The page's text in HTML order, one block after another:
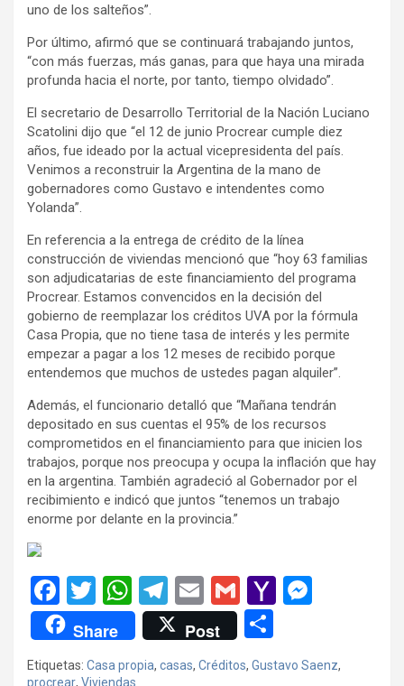
uno de los salteños”.
Por último, afirmó que se continuará trabajando juntos,
“con más fuerzas, más ganas, para que haya una mirada
profunda hacia el norte, por tanto, tiempo olvidado”.
El secretario de Desarrollo Territorial de la Nación Luciano
Scatolini dijo que “el 12 de junio Procrear cumple diez
años, fue ideado por la actual vicepresidenta del país.
Venimos a reconstruir la Argentina de la mano de
gobernadores como Gustavo e intendentes como
Yolanda”.
En referencia a la entrega de crédito de la línea
construcción de viviendas mencionó que “hoy 63 familias
son adjudicatarias de este financiamiento del programa
Procrear. Estamos convencidos en la decisión del
gobierno de reemplazar los créditos UVA por la fórmula
Casa Propia, que no tiene tasa de interés y les permite
empezar a pagar a los 12 meses de recibido porque
entendemos que muchos de ustedes pagan alquiler”.
Además, el funcionario detalló que “Mañana tendrán
depositado en sus cuentas el 95% de los recursos
comprometidos en el financiamiento para que inicien los
trabajos, porque nos preocupa y ocupa la inflación que hay
en la argentina. También agradeció al Gobernador por el
recibimiento e indicó que juntos “tenemos un trabajo
enorme por delante en la provincia.”
F
a
ce
b
T
wi
tt
er
W
h
at
s
T
el
e
gr
E
m
ail
G
m
ail
Y
o
n
Share Post
o
Etiquetas: Casa propia, casas, Créditos, Gustavo Saenz,
procrear, Viviendas